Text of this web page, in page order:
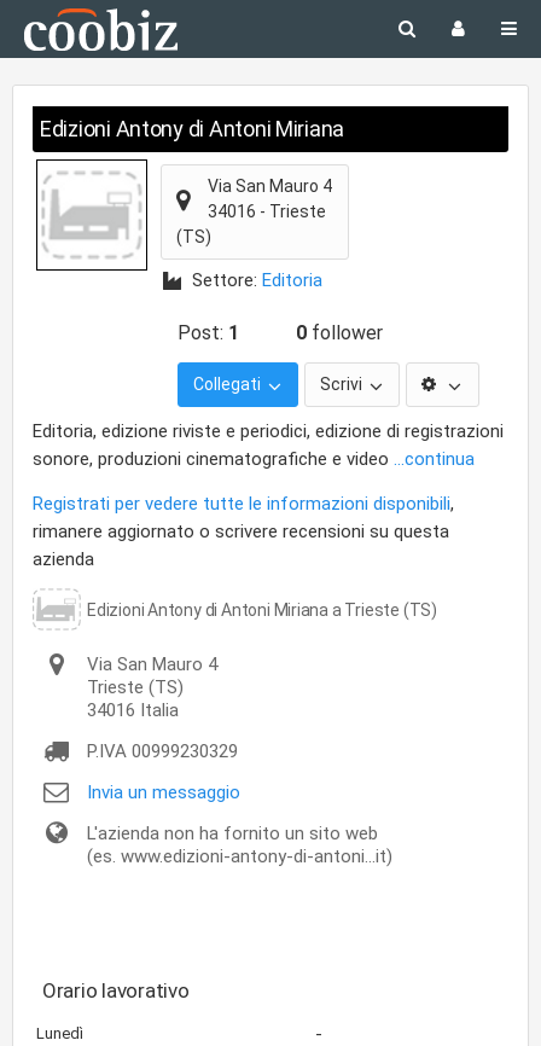
Edizioni Antony di Antoni Miriana
Via San Mauro 4
34016 - Trieste
(TS)
Settore: Editoria
Post: 1 0 follower
Collegati Scrivi
Editoria, edizione riviste e periodici, edizione di registrazioni
sonore, produzioni cinematografiche e video ...continua
Registrati per vedere tutte le informazioni disponibili,
rimanere aggiornato o scrivere recensioni su questa
azienda
Edizioni Antony di Antoni Miriana a Trieste (TS)
Via San Mauro 4
Trieste (TS)
34016 Italia
P.IVA 00999230329
Invia un messaggio
L'azienda non ha fornito un sito web
(es. www.edizioni-antony-di-antoni...it)
Orario lavorativo
Lunedì -